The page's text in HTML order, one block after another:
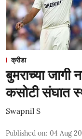
क्रीडा
बुमराच्या जागी
कसोटी संघात
Swapnil S
Published on: 04 Aug